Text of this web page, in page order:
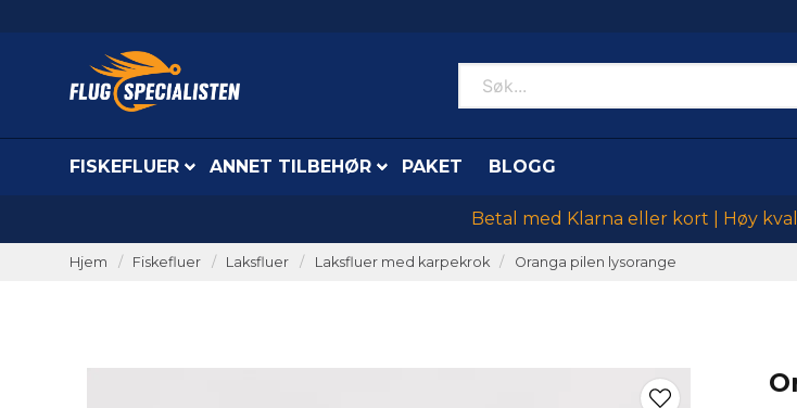
FISKEFLUER ANNET TILBEHØR PAKET BLOGG
Betal med Klarna eller kort | Høy
Hjem Fiskefluer Laksfluer Laksfluer med karpekrok Oranga pilen lysorange